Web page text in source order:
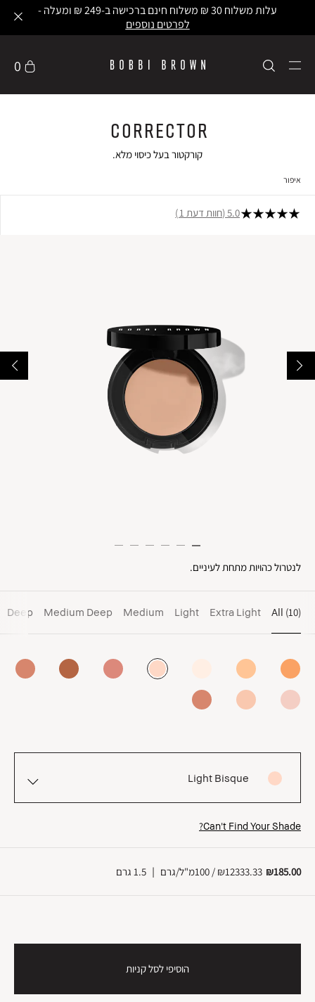
עלות משלוח 30 ₪ משלוח חינם ברכישה ב-249 ₪ ומעלה -
לפרטים נוספים
0
Corrector
קורקטור בעל כיסוי מלא.
איפור
5.0 חוות דעת 1
לנטרול כהויות מתחת לעיניים.
All (10)
Extra Light
Light
Medium
Medium Deep
Deep
Light Bisque
Can't Find Your Shade?
₪185.00 ₪12333.33 / 100מ"ל/גרם | 1.5 גרם
הוסיפי לסל קניות